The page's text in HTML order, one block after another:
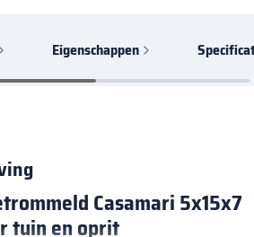
Eigenschappen
Casamari 5x15x7
tuin en oprit